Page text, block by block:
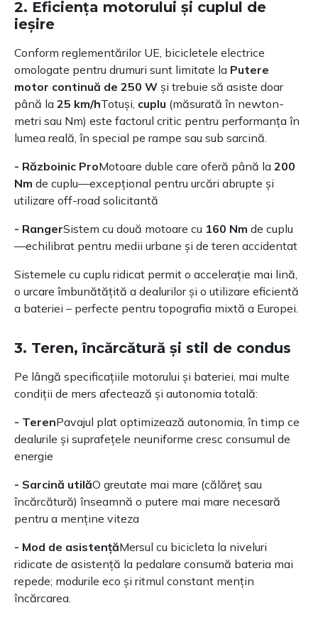
2. Eficiența motorului și cuplul de
ieșire
Conform reglementărilor UE, bicicletele electrice
omologate pentru drumuri sunt limitate la Putere
motor continuă de 250 W și trebuie să asiste doar
până la 25 km/hTotuși, cuplu (măsurată în newton-
metri sau Nm) este factorul critic pentru performanța în
lumea reală, în special pe rampe sau sub sarcină.
- Războinic ProMotoare duble care oferă până la 200
Nm de cuplu—excepțional pentru urcări abrupte și
utilizare off-road solicitantă
- RangerSistem cu două motoare cu 160 Nm de cuplu
—echilibrat pentru medii urbane și de teren accidentat
Sistemele cu cuplu ridicat permit o accelerație mai lină,
o urcare îmbunătățită a dealurilor și o utilizare eficientă
a bateriei – perfecte pentru topografia mixtă a Europei.
3. Teren, încărcătură și stil de condus
Pe lângă specificațiile motorului și bateriei, mai multe
condiții de mers afectează și autonomia totală:
- TerenPavajul plat optimizează autonomia, în timp ce
dealurile și suprafețele neuniforme cresc consumul de
energie
- Sarcină utilăO greutate mai mare (călăreț sau
încărcătură) înseamnă o putere mai mare necesară
pentru a menține viteza
- Mod de asistențăMersul cu bicicleta la niveluri
ridicate de asistență la pedalare consumă bateria mai
repede; modurile eco și ritmul constant mențin
încărcarea.